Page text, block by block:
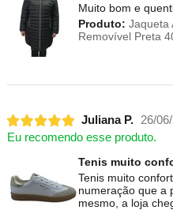
Muito bom e
Produto: Jaqueta
Removível Preta
Juliana P. 26/
Eu recomendo esse produto.
Tenis muito
Tenis muito
numeração que a
mesmo, a loja